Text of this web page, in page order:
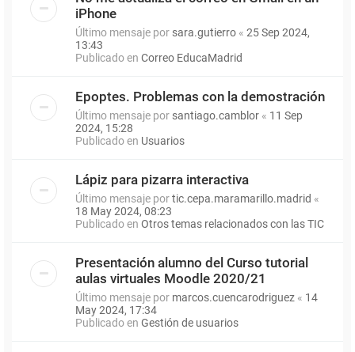
iPhone
Último mensaje por sara.gutierro « 25 Sep 2024,
13:43
Publicado en Correo EducaMadrid
Epoptes. Problemas con la demostración
Último mensaje por santiago.camblor « 11 Sep
2024, 15:28
Publicado en Usuarios
Lápiz para pizarra interactiva
Último mensaje portic.cepa.maramarillo.madrid «
18 May 2024, 08:23
Publicado en Otros temas relacionados con las TIC
Presentación alumno del Curso tutorial
aulas virtuales Moodle 2020/21
Último mensaje por marcos.cuencarodriguez « 14
May 2024, 17:34
Publicado en Gestión de usuarios